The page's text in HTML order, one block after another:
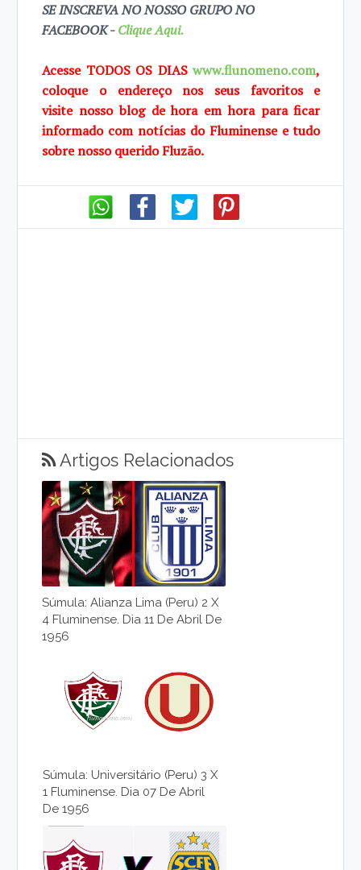
SE INSCREVA NO NOSSO GRUPO NO
FACEBOOK -Clique Aqui.
Acesse TODOS OS DIASwww.flunomeno.com,
coloque o endereço nos seus favoritos e
visite nosso blog de hora em hora para ficar
informado com notícias do Fluminense e tudo
sobrenosso querido Fluzão.
Artigos Relacionados
Súmula: Alianza Lima (Peru) 2 X
4 Fluminense. Dia 11 De Abril De
1956
Súmula: Universitário (Peru) 3 X
1 Fluminense. Dia 07 De Abril
De 1956